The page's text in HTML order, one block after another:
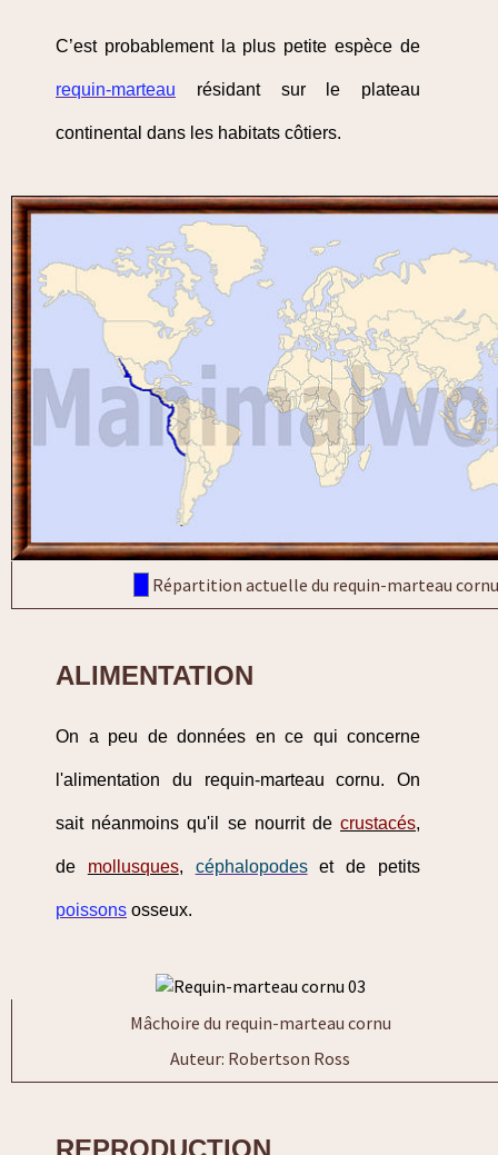
C’est probablement la plus petite espèce de
requin-marteau résidant sur le plateau
continental dans les habitats côtiers.
Répartition actuelle du requin-marteau cornu
ALIMENTATION
On a peu de données en ce qui concerne
l'alimentation du requin-marteau cornu. On
sait néanmoins qu'il se nourrit de crustacés,
de mollusques, céphalopodeset de petits
poissons osseux.
Mâchoire du requin-marteau cornu
Auteur: Robertson Ross